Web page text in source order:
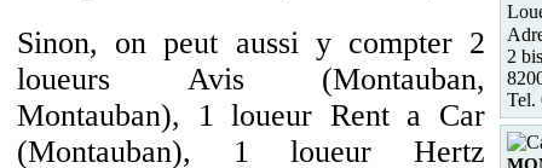
Sinon, on peut aussi y compter 2
loueurs Avis (Montauban,
Montauban), 1 loueur Rent a Car
(Montauban), 1 loueur Hertz
2
Tel.